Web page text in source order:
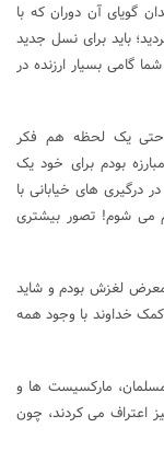
گویای آن دوران که با
باید برای نسل جدید
گامی بسیار ارزنده در
حتی یک لحظه هم فکر
بودم برای خود یک
های خیابانی با
می شوم! تصور بیشتری
معرض لغزش بودم و شاید
کمک خداوند با وجود همه
مارکسیست ها و
اعتراف می کردند، چون